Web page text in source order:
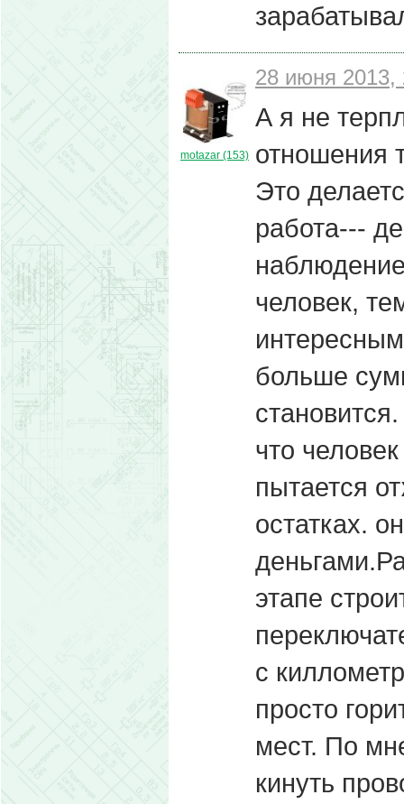
motazar (153)
28 июня 2013,
А я не
отношения
Это
работа---
человек,
больше
что
пытается
остатках.
этапе
с
просто
мест. По
кинуть